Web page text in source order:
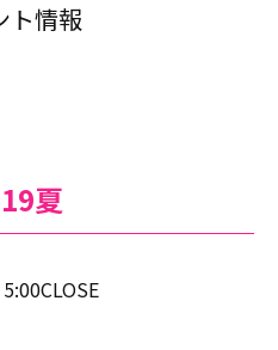
ト情報
夏